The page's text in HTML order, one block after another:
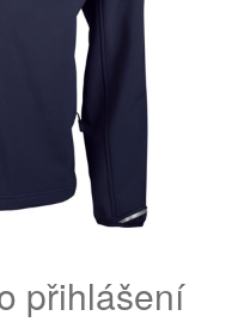
přihlášení